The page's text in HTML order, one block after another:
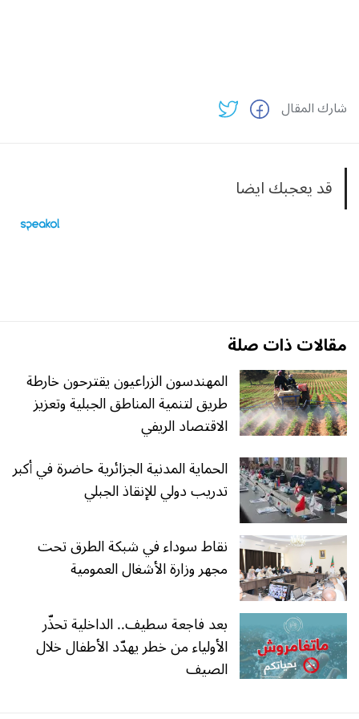
شارك المقال
قد يعجبك ايضا
مقالات ذات صلة
المهندسون الزراعيون يقترحون خارطة
طريق لتنمية المناطق الجبلية وتعزيز
الاقتصاد الريفي
الحماية المدنية الجزائرية حاضرة في أكبر
تدريب دولي للإنقاذ الجبلي
نقاط سوداء في شبكة الطرق تحت
مجهر وزارة الأشغال العمومية
بعد فاجعة سطيف.. الداخلية تحذّر
الأولياء من خطر يهدّد الأطفال خلال
الصيف